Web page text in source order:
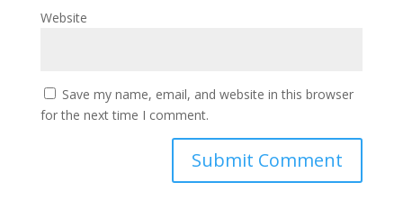
Website
Save my name, email, and website in this browser
for the next time I comment.